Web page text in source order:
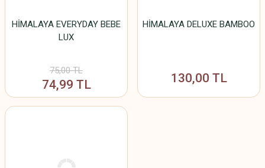
HİMALAYA EVERYDAY BEBE
LUX
75,00 TL
74,99 TL
HİMALAYA DELUXE BAMBOO
130,00 TL